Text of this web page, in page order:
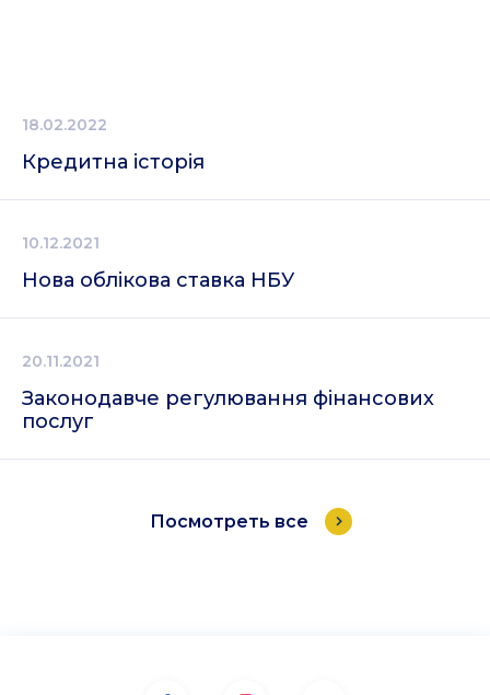
18.02.2022
Кредитна історія
10.12.2021
Нова облікова ставка НБУ
20.11.2021
Законодавче регулювання фінансових
послуг
Посмотреть все